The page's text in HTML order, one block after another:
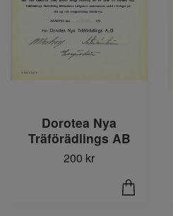
Dorotea Nya
Träförädlings AB
200 kr